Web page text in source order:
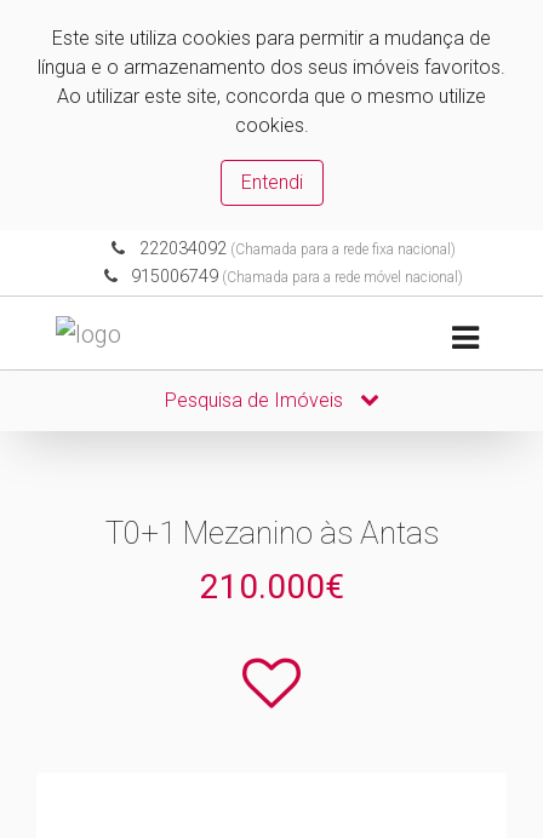
Este site utiliza cookies para permitir a mudança de
língua e o armazenamento dos seus imóveis favoritos.
Ao utilizar este site, concorda que o mesmo utilize
cookies.
Entendi
222034092(Chamada para a rede fixa nacional)
915006749 (Chamada para a rede móvel nacional)
Pesquisa de Imóveis
T0+1 Mezanino às Antas
210.000€